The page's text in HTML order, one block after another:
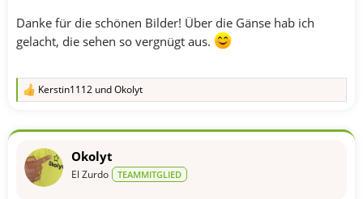
Danke für die schönen Bilder! Über die Gänse hab ich
gelacht, die sehen so vergnügt aus.
R
k
o
Kerstin1112 undOkolyt
Okolyt
El Zurdo TEAMMITGLIED